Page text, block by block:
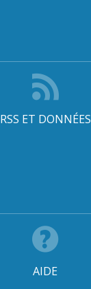
RSS ET DONNÉES
AIDE